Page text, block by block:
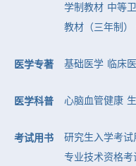
学制教材 中等
教材（三年制）
医学专著 基础医学 临床
医学科普 心脑血管健康
考试用书 研究生入学考试
专业技术资格